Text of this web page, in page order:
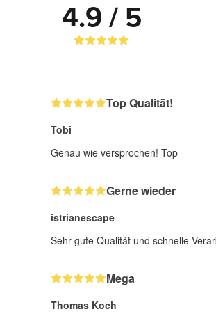
4.9 / 5
Top Qualität!
Tobi
Genau wie versprochen! Top
Gerne wieder
istrianescape
Sehr gute Qualität und schnelle
Mega
Thomas Koch